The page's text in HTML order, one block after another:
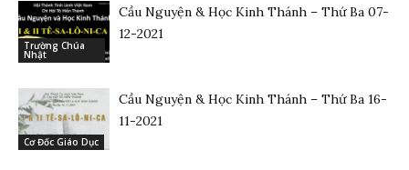
Trường Chúa
Nhật
Cầu Nguyện & Học Kinh Thánh – Thứ Ba 07-
12-2021
Cơ Đốc Giáo Dục
Cầu Nguyện & Học Kinh Thánh – Thứ Ba 16-
11-2021